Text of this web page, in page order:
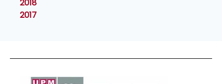
2018
2017